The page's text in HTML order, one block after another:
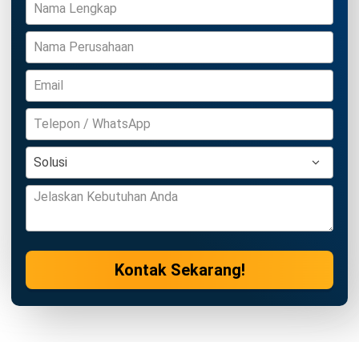
Diukur Bisnis
Anatha Ginting- 06/07/2026
20 KPI Customer Service yang Wajib
Diukur Bisnis